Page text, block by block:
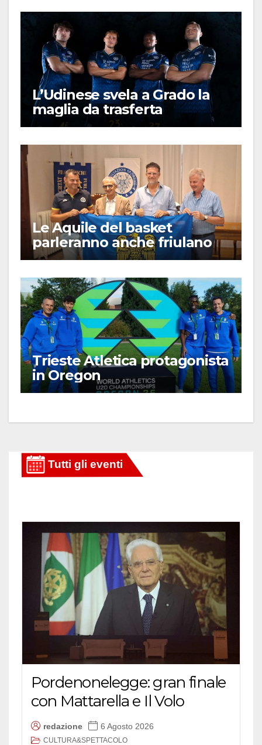
L’Udinese svela a Grado la
maglia da trasferta
Le Aquile del basket
parleranno anche friulano
Trieste Atletica protagonista
in Oregon
Pordenonelegge: gran finale
con Mattarella e Il Volo
redazione 6 Agosto 2026
CULTURA&SPETTACOLO